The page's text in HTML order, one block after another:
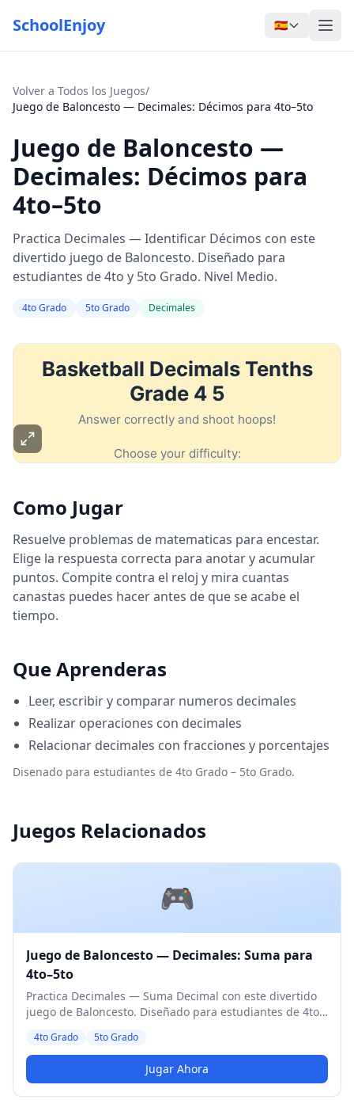
SchoolEnjoy 🇪🇸
Volver a Todos los Juegos/
Juego de Baloncesto — Decimales: Décimos para 4to–5to
Juego de Baloncesto —
Decimales: Décimos para
4to–5to
Practica Decimales — Identificar Décimos con este
divertido juego de Baloncesto. Diseñado para
estudiantes de 4to y 5to Grado. Nivel Medio.
4to Grado 5to Grado Decimales
Como Jugar
Resuelve problemas de matematicas para encestar.
Elige la respuesta correcta para anotar y acumular
puntos. Compite contra el reloj y mira cuantas
canastas puedes hacer antes de que se acabe el
tiempo.
Que Aprenderas
Leer, escribir y comparar numeros decimales
Realizar operaciones con decimales
Relacionar decimales con fracciones y porcentajes
Disenado para estudiantes de 4to Grado – 5to Grado.
Juegos Relacionados
🎮
Juego de Baloncesto — Decimales: Suma para
4to–5to
Practica Decimales — Suma Decimal con este divertido
juego de Baloncesto. Diseñado para estudiantes de 4to y
4to Grado 5to Grado
Jugar Ahora